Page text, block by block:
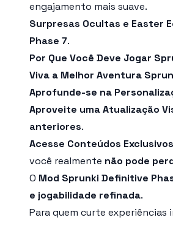
engajamento mais suave.
Surpresas Ocultas e Easter
Phase 7.
Por Que Você Deve Jogar
Viva a Melhor Aventura
Aprofunde-se na
Aproveite uma Atualização
anteriores.
Acesse Conteúdos
você realmente não pode
O Mod Sprunki Definitive
e jogabilidade refinada.
Para quem curte